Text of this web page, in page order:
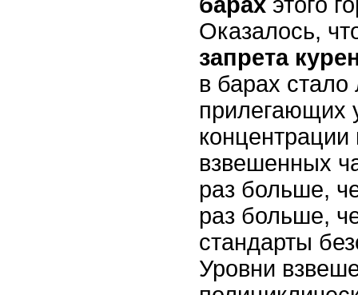
Оказалось,
запрета
в барах
прилегающих
взвешенных
раз больше,
раз больше,
стандарты
Уровни